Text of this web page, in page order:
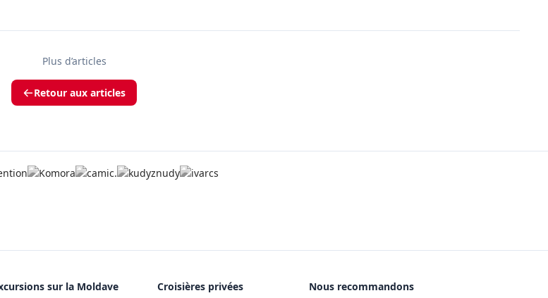
Plus d’articles
Retour aux articles
sur la Moldave Croisières privées Nous recommandons